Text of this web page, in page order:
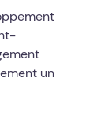
un